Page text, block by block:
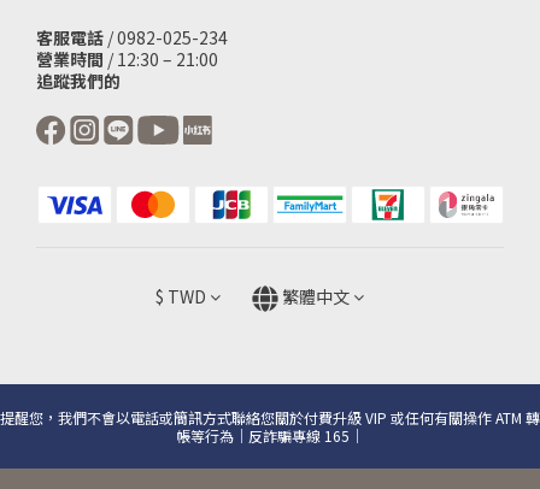
客服電話 / 0982-025-234
營業時間 / 12:30 – 21:00
追蹤我們的
$ TWD 繁體中文
提醒您，我們不會以電話或簡訊方式聯絡您關於付費升級 VIP 或任何有關操作 ATM 轉
帳等行為｜反詐騙專線 165｜